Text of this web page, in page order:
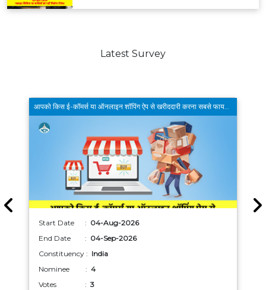
Latest Survey
Start Date : 04-Aug-2026
End Date : 04-Sep-2026
Constituency : India
Nominee : 4
Votes :3